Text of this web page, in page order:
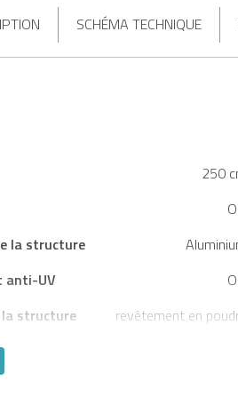
SCHÉMA TECHNIQUE
250
la structure
anti-UV
structure revêtement en